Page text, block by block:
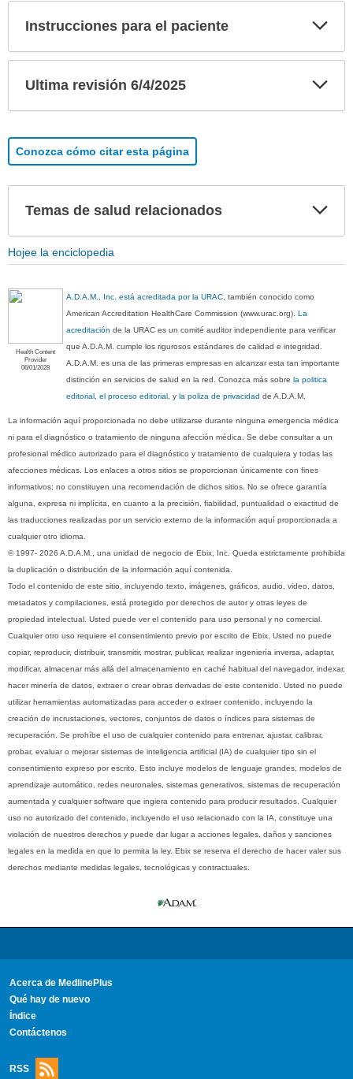
Instrucciones para el paciente
Ultima revisión 6/4/2025
Conozca cómo citar esta página
Temas de salud relacionados
Hojee la enciclopedia
Health Content
Provider
06/01/2028
A.D.A.M., Inc. está acreditada por la URAC, también conocido como
American Accreditation HealthCare Commission (www.urac.org).La
acreditación de la URAC es un comité auditor independiente para verificar
que A.D.A.M. cumple los rigurosos estándares de calidad e integridad.
A.D.A.M. es una de las primeras empresas en alcanzar esta tan importante
distinción en servicios de salud en la red. Conozca más sobrela politica
editorial, el proceso editorial, yla poliza de privacidad de A.D.A.M.
La información aquí proporcionada no debe utilizarse durante ninguna emergencia médica
ni para el diagnóstico o tratamiento de ninguna afección médica. Se debe consultar a un
profesional médico autorizado para el diagnóstico y tratamiento de cualquiera y todas las
afecciones médicas. Los enlaces a otros sitios se proporcionan únicamente con fines
informativos; no constituyen una recomendación de dichos sitios. No se ofrece garantía
alguna, expresa ni implícita, en cuanto a la precisión, fiabilidad, puntualidad o exactitud de
las traducciones realizadas por un servicio externo de la información aquí proporcionada a
cualquier otro idioma.
© 1997- 2026 A.D.A.M., una unidad de negocio de Ebix, Inc. Queda estrictamente prohibida
la duplicación o distribución de la información aquí contenida.
Todo el contenido de este sitio, incluyendo texto, imágenes, gráficos, audio, video, datos,
metadatos y compilaciones, está protegido por derechos de autor y otras leyes de
propiedad intelectual. Usted puede ver el contenido para uso personal y no comercial.
Cualquier otro uso requiere el consentimiento previo por escrito de Ebix. Usted no puede
copiar, reproducir, distribuir, transmitir, mostrar, publicar, realizar ingeniería inversa, adaptar,
modificar, almacenar más allá del almacenamiento en caché habitual del navegador, indexar,
hacer minería de datos, extraer o crear obras derivadas de este contenido. Usted no puede
utilizar herramientas automatizadas para acceder o extraer contenido, incluyendo la
creación de incrustaciones, vectores, conjuntos de datos o índices para sistemas de
recuperación. Se prohíbe el uso de cualquier contenido para entrenar, ajustar, calibrar,
probar, evaluar o mejorar sistemas de inteligencia artificial (IA) de cualquier tipo sin el
consentimiento expreso por escrito. Esto incluye modelos de lenguaje grandes, modelos de
aprendizaje automático, redes neuronales, sistemas generativos, sistemas de recuperación
aumentada y cualquier software que ingiera contenido para producir resultados. Cualquier
uso no autorizado del contenido, incluyendo el uso relacionado con la IA, constituye una
violación de nuestros derechos y puede dar lugar a acciones legales, daños y sanciones
legales en la medida en que lo permita la ley. Ebix se reserva el derecho de hacer valer sus
derechos mediante medidas legales, tecnológicas y contractuales.
Acerca de MedlinePlus
Qué hay de nuevo
Índice
Contáctenos
RSS